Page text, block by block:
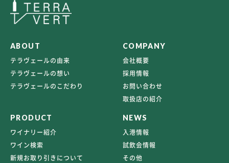
ABOUT
テラヴェールの由来
テラヴェールの想い
テラヴェールのこだわり
COMPANY
会社概要
採用情報
お問い合わせ
取扱店の紹介
PRODUCT
ワイナリー紹介
ワイン検索
新規お取り引きについて
NEWS
入港情報
試飲会情報
その他